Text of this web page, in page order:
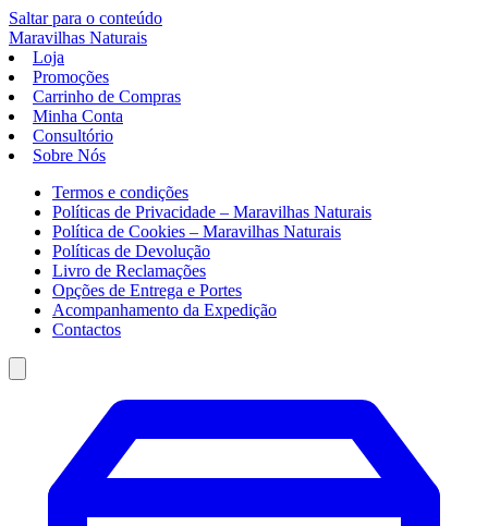
Saltar para o conteúdo
Maravilhas Naturais
Loja
Promoções
Carrinho de Compras
Minha Conta
Consultório
Sobre Nós
Termos e condições
Políticas de Privacidade – Maravilhas Naturais
Política de Cookies – Maravilhas Naturais
Políticas de Devolução
Livro de Reclamações
Opções de Entrega e Portes
Acompanhamento da Expedição
Contactos